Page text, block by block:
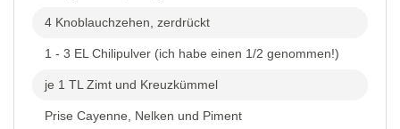
4 Knoblauchzehen, zerdrückt
1 - 3 EL Chilipulver (ich habe einen 1/2 genommen!)
je 1 TL Zimt und Kreuzkümmel
Prise Cayenne, Nelken und Piment